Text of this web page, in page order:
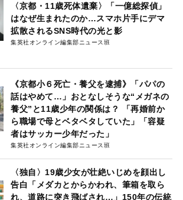
〈京都・11歳死体遺棄〉「一億総探偵」
はなぜ生まれたのか…スマホ片手にデマ
拡散されるSNS時代の光と影
集英社オンライン編集部ニュース班
《京都小６死亡・養父を逮捕》「パパの
話はやめて…」おとなしそうな“メガネの
養父”と11歳少年の関係は？ 「再婚前か
ら職場で母とベタベタしていた」「容疑
者はサッカー少年だった」
集英社オンライン編集部ニュース班
〈独自〉19歳少女が壮絶いじめを顔出し
告白「メダカとからかわれ、筆箱を取ら
れ、道路に突き飛ばされ…」150年の伝統